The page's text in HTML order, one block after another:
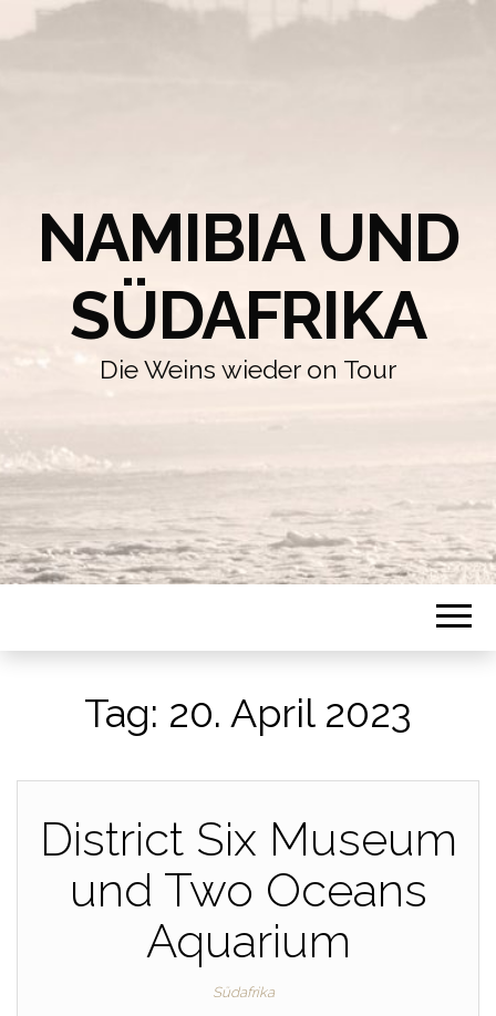
NAMIBIA UND
SÜDAFRIKA
Die Weins wieder on Tour
Tag: 20. April 2023
District Six Museum
und Two Oceans
Aquarium
Südafrika